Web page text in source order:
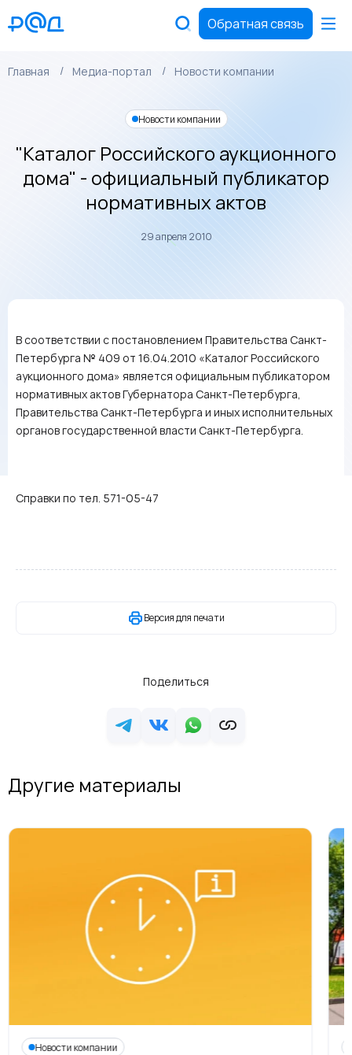
Обратная связь
Главная Медиа-портал Новости компании
Новости компании
"Каталог Российского аукционного
дома" - официальный публикатор
нормативных актов
29 апреля 2010
В соответствии с постановлением Правительства Санкт-
Петербурга № 409 от 16.04.2010 «Каталог Российского
аукционного дома» является официальным публикатором
нормативных актов Губернатора Санкт-Петербурга,
Правительства Санкт-Петербурга и иных исполнительных
органов государственной власти Санкт-Петербурга.
Справки по тел. 571-05-47
Версия для печати
Поделиться
Другие материалы
Новости компании